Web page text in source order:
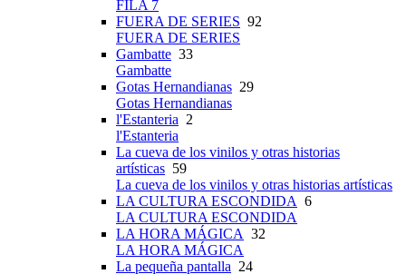
FILA 7
FUERA DE SERIES 92
FUERA DE SERIES
Gambatte 33
Gambatte
Gotas Hernandianas 29
Gotas Hernandianas
l'Estanteria 2
l'Estanteria
La cueva de los vinilos y otras historias
artísticas 59
La cueva de los vinilos y otras historias artísticas
LA CULTURA ESCONDIDA 6
LA CULTURA ESCONDIDA
LA HORA MÁGICA 32
LA HORA MÁGICA
La pequeña pantalla 24